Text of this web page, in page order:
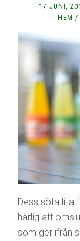
17 JUNI,
HEM /
Dess söta lilla
härlig att
som ger ifrån